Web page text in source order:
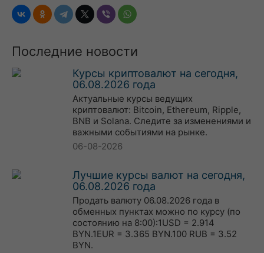
Последние новости
Курсы криптовалют на сегодня,
06.08.2026 года
Актуальные курсы ведущих
криптовалют: Bitcoin, Ethereum, Ripple,
BNB и Solana. Следите за изменениями и
важными событиями на рынке.
06-08-2026
Лучшие курсы валют на сегодня,
06.08.2026 года
Продать валюту 06.08.2026 года в
обменных пунктах можно по курсу (по
состоянию на 8:00):1USD = 2.914
BYN.1EUR = 3.365 BYN.100 RUB = 3.52
BYN.